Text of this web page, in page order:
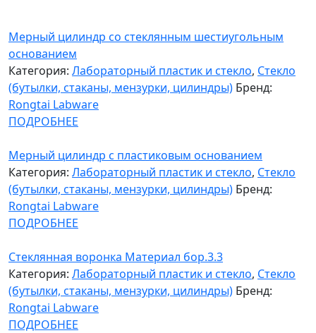
Мерный цилиндр со стеклянным шестиугольным
основанием
Категория: Лабораторный пластик и стекло, Стекло
(бутылки, стаканы, мензурки, цилиндры) Бренд:
Rongtai Labware
ПОДРОБНЕЕ
Мерный цилиндр с пластиковым основанием
Категория: Лабораторный пластик и стекло, Стекло
(бутылки, стаканы, мензурки, цилиндры) Бренд:
Rongtai Labware
ПОДРОБНЕЕ
Стеклянная воронка Материал бор.3.3
Категория: Лабораторный пластик и стекло, Стекло
(бутылки, стаканы, мензурки, цилиндры) Бренд:
Rongtai Labware
ПОДРОБНЕЕ